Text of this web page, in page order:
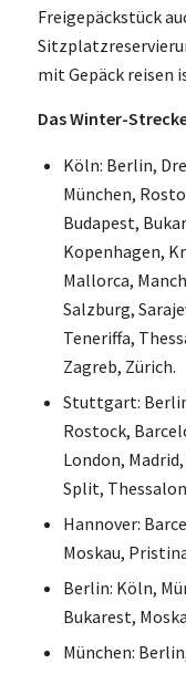
Freigepäckstück
mit Gepäck reisen
Das Winter-
Köln: Berlin,
München,
Budapest,
Kopenhagen,
Mallorca,
Salzburg,
Teneriffa,
Zagreb, Zürich.
Stuttgart:
Rostock,
London,
Split,
Hannover:
Moskau,
Berlin: Köln,
Bukarest,
München: